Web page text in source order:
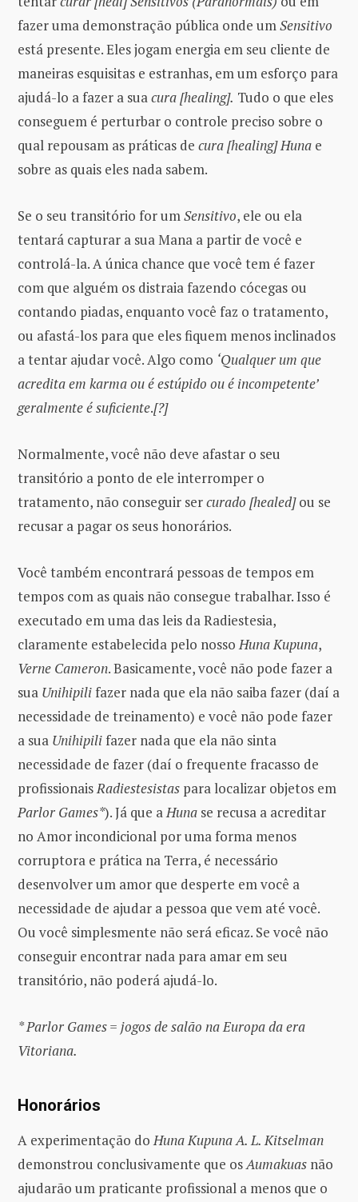
fazer uma demonstração pública onde umSensitivo
está presente. Eles jogam energia em seu cliente de
maneiras esquisitas e estranhas, em um esforço para
ajudá-lo a fazer a suacura [healing]. Tudo o que eles
conseguem é perturbar o controle preciso sobre o
qual repousam as práticas de cura [healing] Huna e
sobre as quais eles nada sabem.
Se o seu transitório for umSensitivo, ele ou ela
tentará capturar a sua Mana a partir de você e
controlá-la. A única chance que você tem é fazer
com que alguém os distraia fazendo cócegas ou
contando piadas, enquanto você faz o tratamento,
ou afastá-los para que eles fiquem menos inclinados
a tentar ajudar você. Algo como ‘Qualquer um que
acredita em karma ou é estúpido ou é incompetente’
geralmente é suficiente.[?]
Normalmente, você não deve afastar o seu
transitório a ponto de ele interromper o
tratamento, não conseguir sercurado [healed]ou se
recusar a pagar os seus honorários.
Você também encontrará pessoas de tempos em
tempos com as quais não consegue trabalhar. Isso é
executado em uma das leis da Radiestesia,
claramente estabelecida pelo nossoHuna Kupuna,
Verne Cameron. Basicamente, você não pode fazer a
sua Unihipilifazer nada que ela não saiba fazer (daí a
necessidade de treinamento) e você não pode fazer
a sua Unihipilifazer nada que ela não sinta
necessidade de fazer (daí o frequente fracasso de
profissionaisRadiestesistas para localizar objetos em
Parlor Games*). Já que aHuna se recusa a acreditar
no Amor incondicional por uma forma menos
corruptora e prática na Terra, é necessário
desenvolver um amor que desperte em você a
necessidade de ajudar a pessoa que vem até você.
Ou você simplesmente não será eficaz. Se você não
conseguir encontrar nada para amar em seu
transitório, não poderá ajudá-lo.
* Parlor Games = jogos de salão na Europa da era
Vitoriana.
Honorários
A experimentação doHuna Kupuna A. L. Kitselman
demonstrou conclusivamente que osAumakuas não
ajudarão um praticante profissional a menos que o